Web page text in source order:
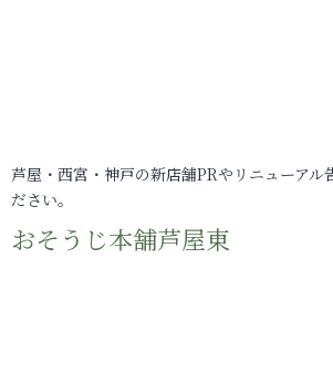
芦屋・西宮・神戸の新店舗PRやリニューア
ださい。
おそうじ本舗芦屋東